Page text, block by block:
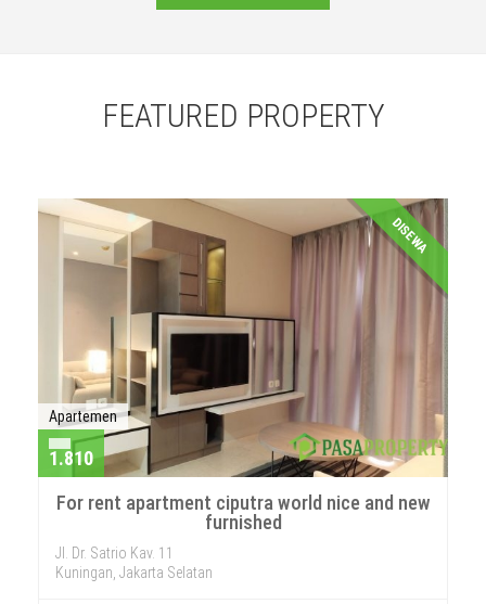
FEATURED PROPERTY
DISEWA
Apartemen
1.810
For rent apartment ciputra world nice and new
furnished
Jl. Dr. Satrio Kav. 11
Kuningan, Jakarta Selatan